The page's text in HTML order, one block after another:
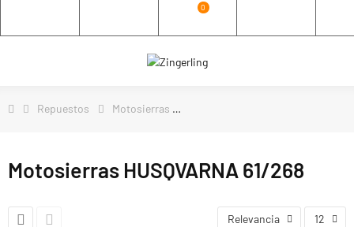
0
Repuestos Motosierras
Motosierras HUSQVARNA 61/268
Relevancia 12